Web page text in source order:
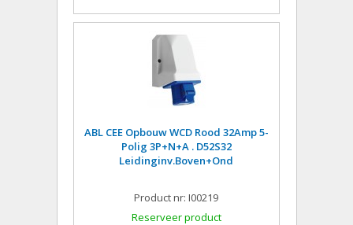
ABL CEE Opbouw WCD Rood 32Amp 5-
Polig 3P+N+A . D52S32
Leidinginv.Boven+Ond
Product nr: I00219
Reserveer product